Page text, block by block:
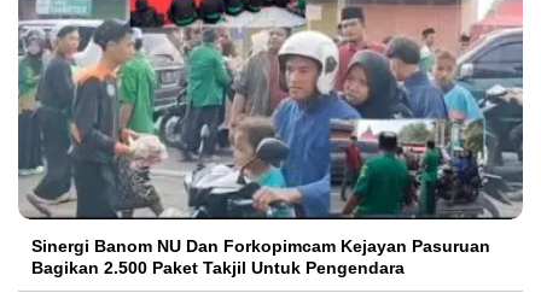
Sinergi Banom NU Dan Forkopimcam Kejayan Pasuruan
Bagikan 2.500 Paket Takjil Untuk Pengendara